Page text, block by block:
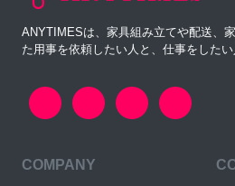
ANYTIMESは、家具組み立てや配送、
た用事を依頼したい人と、仕事をしたい
COMPANY